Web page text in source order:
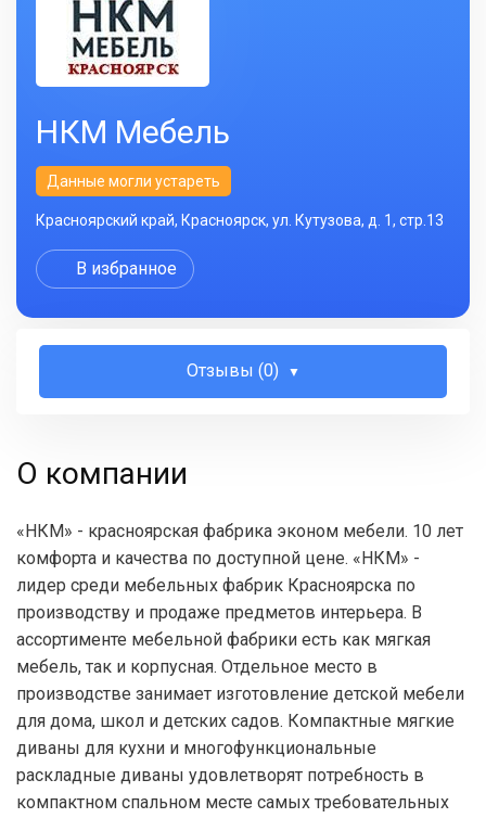
НКМ Мебель
Данные могли устареть
Красноярский край, Красноярск, ул. Кутузова, д. 1, стр.13
В избранное
Отзывы (0)
О компании
«НКМ» - красноярская фабрика эконом мебели. 10 лет
комфорта и качества по доступной цене. «НКМ» -
лидер среди мебельных фабрик Красноярска по
производству и продаже предметов интерьера. В
ассортименте мебельной фабрики есть как мягкая
мебель, так и корпусная. Отдельное место в
производстве занимает изготовление детской мебели
для дома, школ и детских садов. Компактные мягкие
диваны для кухни и многофункциональные
раскладные диваны удовлетворят потребность в
компактном спальном месте самых требовательных